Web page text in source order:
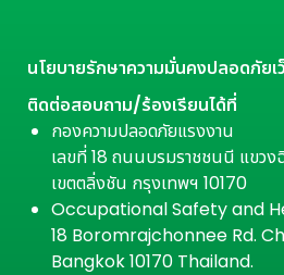
นโยบายรักษาความมั่นคงปลอดภัยเ
ติดต่อสอบถาม/ร้องเรียนได้ที่
กองความปลอดภัยแรงงาน
เลขที่ 18 ถนนบรมราชชนนี แขว
เขตตลิ่งชัน กรุงเทพฯ 10170
Occupational Safety and
18 Boromrajchonnee Rd.
Bangkok 10170 Thailand.